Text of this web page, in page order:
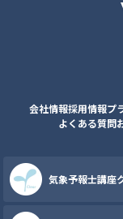
会社情報採用情報プ
よくある質問
気象予報士講座